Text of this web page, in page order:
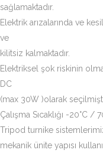
sağlamaktadır.
Elektrik arızalarında ve
ve
kilitsiz kalmaktadır.
Elektriksel şok riskinin
DC
(max 30W )olarak
Çalışma Sıcaklığı -20°C
Tripod turnike
mekanik ünite yapısı